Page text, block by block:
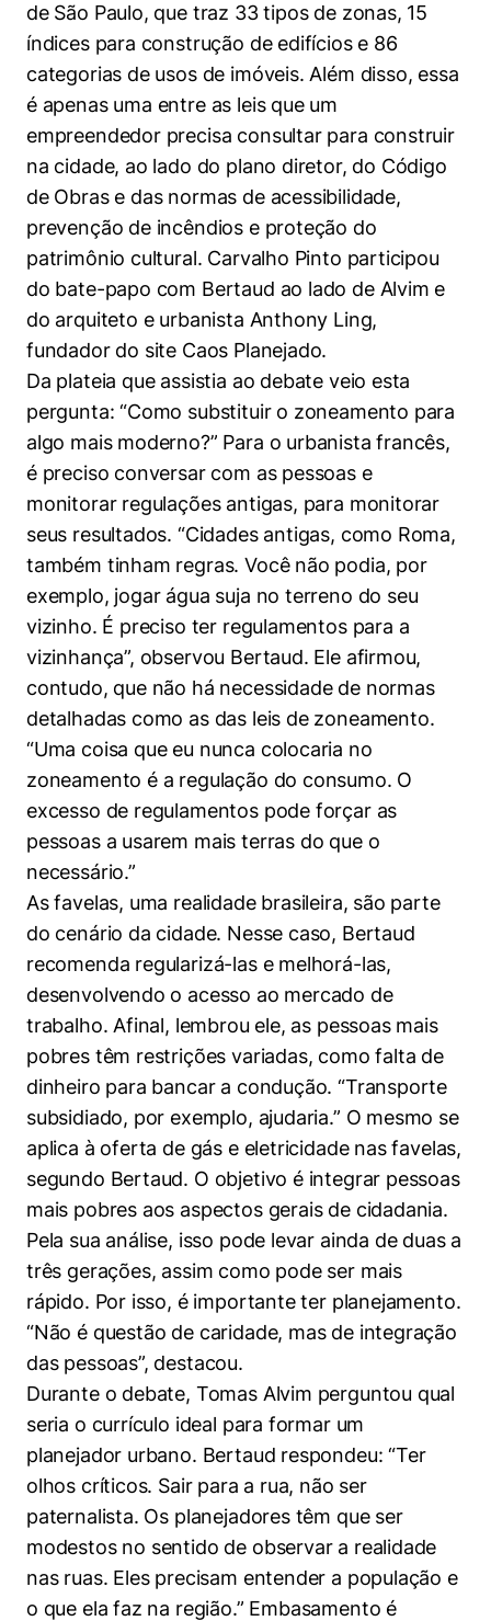
de São Paulo, que traz 33 tipos de zonas, 15
índices para construção de edifícios e 86
categorias de usos de imóveis. Além disso, essa
é apenas uma entre as leis que um
empreendedor precisa consultar para construir
na cidade, ao lado do plano diretor, do Código
de Obras e das normas de acessibilidade,
prevenção de incêndios e proteção do
patrimônio cultural. Carvalho Pinto participou
do bate-papo com Bertaud ao lado de Alvim e
do arquiteto e urbanista Anthony Ling,
fundador do site Caos Planejado.
Da plateia que assistia ao debate veio esta
pergunta: “Como substituir o zoneamento para
algo mais moderno?” Para o urbanista francês,
é preciso conversar com as pessoas e
monitorar regulações antigas, para monitorar
seus resultados. “Cidades antigas, como Roma,
também tinham regras. Você não podia, por
exemplo, jogar água suja no terreno do seu
vizinho. É preciso ter regulamentos para a
vizinhança”, observou Bertaud. Ele afirmou,
contudo, que não há necessidade de normas
detalhadas como as das leis de zoneamento.
“Uma coisa que eu nunca colocaria no
zoneamento é a regulação do consumo. O
excesso de regulamentos pode forçar as
pessoas a usarem mais terras do que o
necessário.”
As favelas, uma realidade brasileira, são parte
do cenário da cidade. Nesse caso, Bertaud
recomenda regularizá-las e melhorá-las,
desenvolvendo o acesso ao mercado de
trabalho. Afinal, lembrou ele, as pessoas mais
pobres têm restrições variadas, como falta de
dinheiro para bancar a condução. “Transporte
subsidiado, por exemplo, ajudaria.” O mesmo se
aplica à oferta de gás e eletricidade nas favelas,
segundo Bertaud. O objetivo é integrar pessoas
mais pobres aos aspectos gerais de cidadania.
Pela sua análise, isso pode levar ainda de duas a
três gerações, assim como pode ser mais
rápido. Por isso, é importante ter planejamento.
“Não é questão de caridade, mas de integração
das pessoas”, destacou.
Durante o debate, Tomas Alvim perguntou qual
seria o currículo ideal para formar um
planejador urbano. Bertaud respondeu: “Ter
olhos críticos. Sair para a rua, não ser
paternalista. Os planejadores têm que ser
modestos no sentido de observar a realidade
nas ruas. Eles precisam entender a população e
o que ela faz na região.” Embasamento é